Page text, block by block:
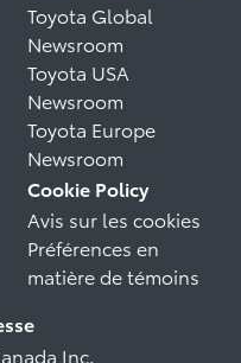
Toyota Global
Newsroom
Toyota USA
Newsroom
Toyota Europe
Newsroom
Cookie Policy
Avis sur les cookies
Préférences en
matière de témoins
Inc.